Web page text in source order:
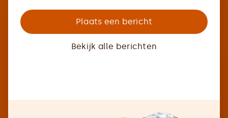
Plaats een bericht
Bekijk alle berichten